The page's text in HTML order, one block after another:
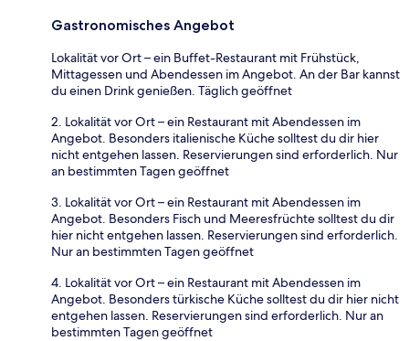
Gastronomisches Angebot
Lokalität vor Ort – ein Buffet-Restaurant mit Frühstück,
Mittagessen und Abendessen im Angebot. An der Bar kannst
du einen Drink genießen. Täglich geöffnet
2. Lokalität vor Ort – ein Restaurant mit Abendessen im
Angebot. Besonders italienische Küche solltest du dir hier
nicht entgehen lassen. Reservierungen sind erforderlich. Nur
an bestimmten Tagen geöffnet
3. Lokalität vor Ort – ein Restaurant mit Abendessen im
Angebot. Besonders Fisch und Meeresfrüchte solltest du dir
hier nicht entgehen lassen. Reservierungen sind erforderlich.
Nur an bestimmten Tagen geöffnet
4. Lokalität vor Ort – ein Restaurant mit Abendessen im
Angebot. Besonders türkische Küche solltest du dir hier nicht
entgehen lassen. Reservierungen sind erforderlich. Nur an
bestimmten Tagen geöffnet